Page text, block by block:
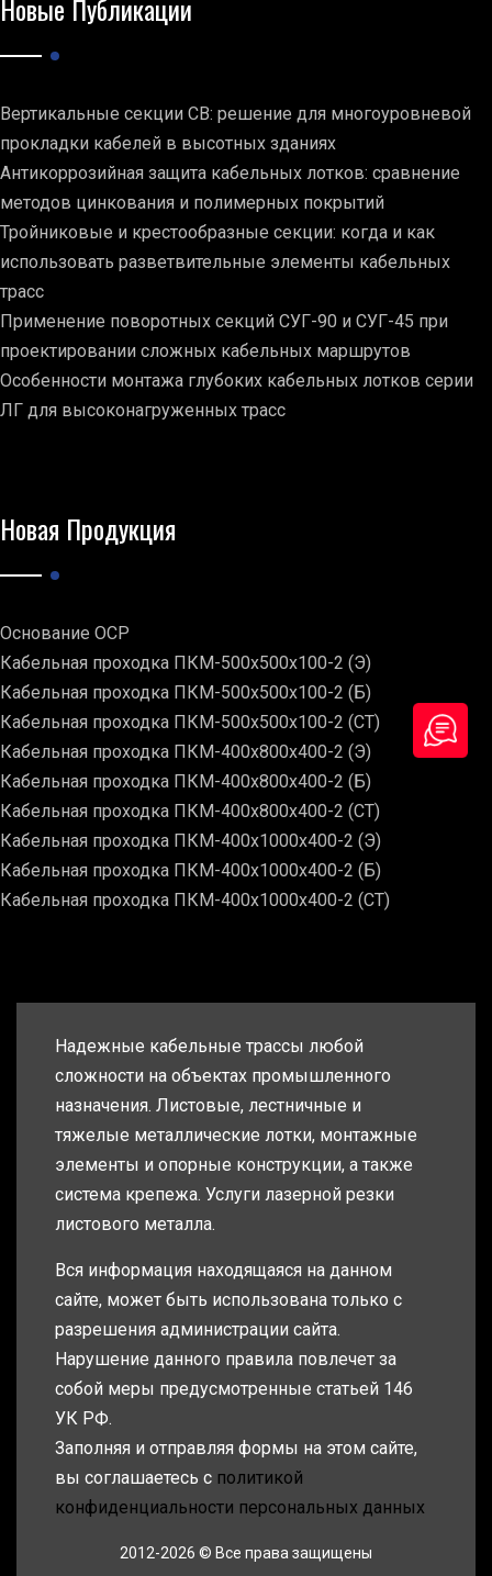
Новые Публикации
Вертикальные секции СВ: решение для многоуровневой
прокладки кабелей в высотных зданиях
Антикоррозийная защита кабельных лотков: сравнение
методов цинкования и полимерных покрытий
Тройниковые и крестообразные секции: когда и как
использовать разветвительные элементы кабельных
трасс
Применение поворотных секций СУГ-90 и СУГ-45 при
проектировании сложных кабельных маршрутов
Особенности монтажа глубоких кабельных лотков серии
ЛГ для высоконагруженных трасс
Новая Продукция
Основание ОСР
Кабельная проходка ПКМ-500х500х100-2 (Э)
Кабельная проходка ПКМ-500х500х100-2 (Б)
Кабельная проходка ПКМ-500х500х100-2 (СТ)
Кабельная проходка ПКМ-400х800х400-2 (Э)
Кабельная проходка ПКМ-400х800х400-2 (Б)
Кабельная проходка ПКМ-400х800х400-2 (СТ)
Кабельная проходка ПКМ-400х1000х400-2 (Э)
Кабельная проходка ПКМ-400х1000х400-2 (Б)
Кабельная проходка ПКМ-400х1000х400-2 (СТ)
Надежные кабельные трассы любой
сложности на объектах промышленного
назначения. Листовые, лестничные и
тяжелые металлические лотки, монтажные
элементы и опорные конструкции, а также
система крепежа. Услуги лазерной резки
листового металла.
Вся информация находящаяся на данном
сайте, может быть использована только с
разрешения администрации сайта.
Нарушение данного правила повлечет за
собой меры предусмотренные статьей 146
УК РФ.
Заполняя и отправляя формы на этом сайте,
вы соглашаетесь с политикой
конфиденциальности персональных данных
2012-2026 © Все права защищены